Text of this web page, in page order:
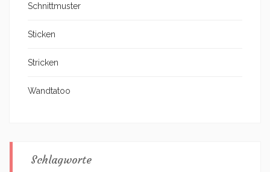
Schnittmuster
Sticken
Stricken
Wandtatoo
Schlagworte